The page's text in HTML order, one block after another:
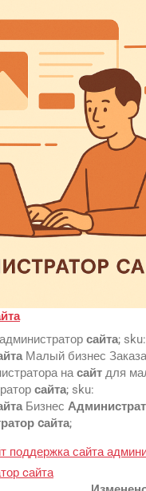
сайта; sku:
Малый бизнес
на сайт для
сайта; sku:
Бизнес
cайта;
поддержка сайта
cайта